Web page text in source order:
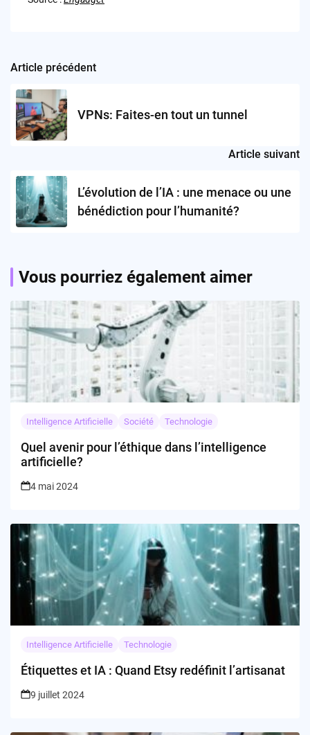
Post
navigation
Article précédent
VPNs: Faites-en tout un tunnel
Article suivant
L’évolution de l’IA : une menace ou une
bénédiction pour l’humanité?
Vous pourriez également aimer
Intelligence Artificielle Société Technologie
Quel avenir pour l’éthique dans l’intelligence
artificielle?
4 mai 2024
Intelligence Artificielle Technologie
Étiquettes et IA : Quand Etsy redéfinit l’artisanat
9 juillet 2024